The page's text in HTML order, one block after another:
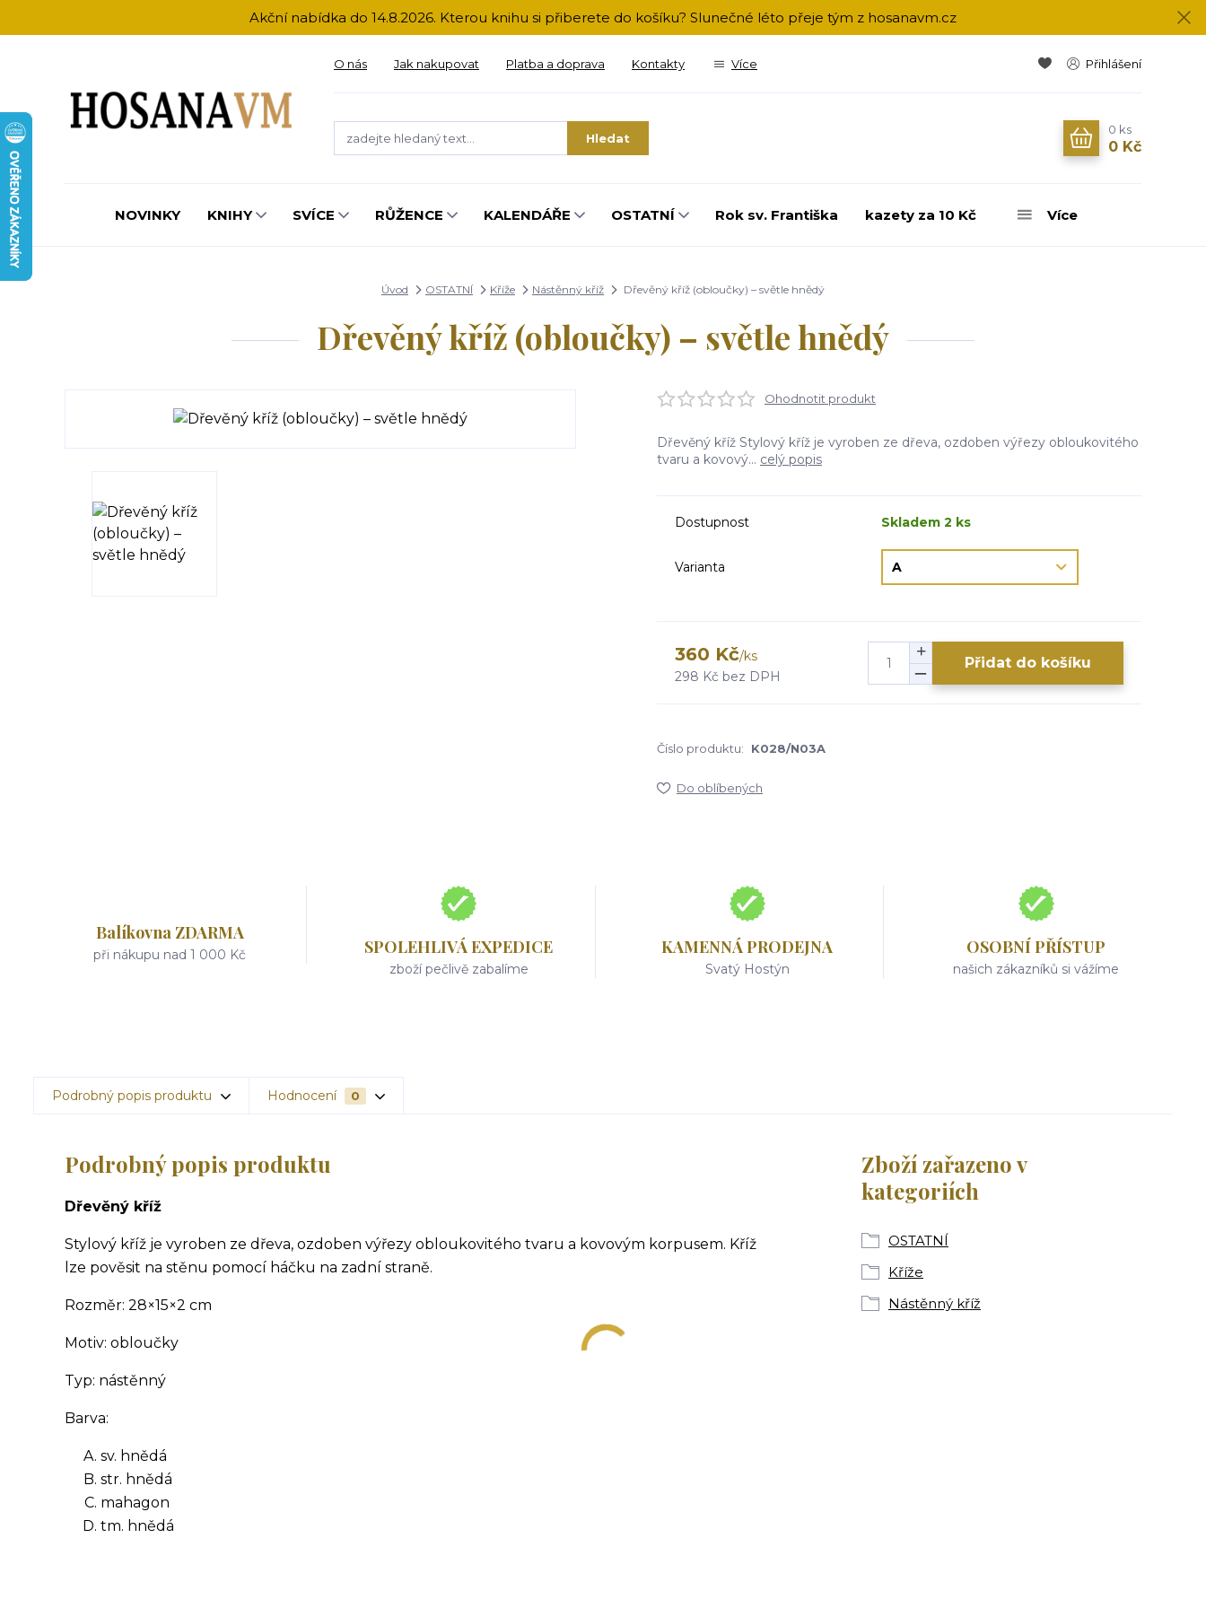
Akční nabídka do 14.8.2026. Kterou knihu si přiberete do košíku? Slunečné léto přeje tým z hosanavm.cz
O nás Jak nakupovat Platba a doprava Kontakty Více Přihlášení
Hledat
0 ks
0 Kč
NOVINKY KNIHY SVÍCE RŮŽENCE KALENDÁŘE OSTATNÍ Rok sv. Františka kazety za 10 Kč Více
Úvod OSTATNÍ Kříže Nástěnný kříž Dřevěný kříž (obloučky) – světle hnědý
Dřevěný kříž (obloučky) – světle hnědý
Ohodnotit produkt
Dřevěný kříž Stylový kříž je vyroben ze dřeva, ozdoben výřezy obloukovitého
tvaru a kovový... celý popis
Dostupnost Skladem 2 ks
Varianta
360 Kč/ks
298 Kč bez DPH
Přidat do košíku
Číslo produktu: K028/N03A
Do oblíbených
Balíkovna ZDARMA
při nákupu nad 1 000 Kč SPOLEHLIVÁ EXPEDICE
zboží pečlivě zabalíme
KAMENNÁ PRODEJNA
Svatý Hostýn
OSOBNÍ PŘÍSTUP
našich zákazníků si vážíme
Podrobný popis produktu Hodnocení 0
Podrobný popis produktu
Dřevěný kříž
Stylový kříž je vyroben ze dřeva, ozdoben výřezy obloukovitého tvaru a kovovým korpusem. Kříž
lze pověsit na stěnu pomocí háčku na zadní straně.
Rozměr: 28×15×2 cm
Motiv: obloučky
Typ: nástěnný
Barva:
sv. hnědá
str. hnědá
mahagon
tm. hnědá
Zboží zařazeno v
kategoriích
OSTATNÍ
Kříže
Nástěnný kříž